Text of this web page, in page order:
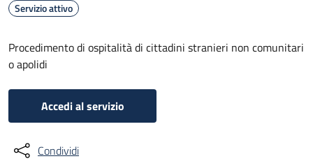
Servizio attivo
Procedimento di ospitalità di cittadini stranieri non comunitari
o apolidi
Accedi al servizio
Condividi